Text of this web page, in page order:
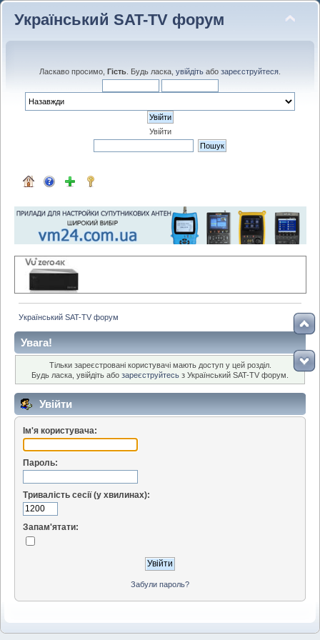
Український SAT-TV форум
Ласкаво просимо, Гість . Будь ласка, увійдіть або зареєструйтеся
Увійти
Український SAT-TV форум
Увага!
Тільки зареєстровані користувачі мають доступ у цей розділ.
Будь ласка, увійдіть або зареєструйтесь з Український SAT-TV форум.
Увійти
Ім'я користувача:
Пароль:
Тривалість сесії (у хвилинах):
Запам'ятати:
Забули пароль?